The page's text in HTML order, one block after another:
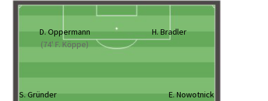
D. Oppermann
(74' F. Köppe)
H. Bradler
S. Gründer
E. Nowotnick